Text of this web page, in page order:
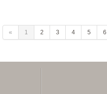
« 1 2 3 4 5 6